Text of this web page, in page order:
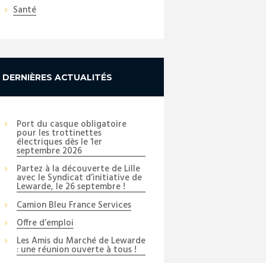
Next item
2
Santé
DERNIÈRES ACTUALITÉS
Port du casque obligatoire
pour les trottinettes
électriques dès le 1er
septembre 2026
Partez à la découverte de Lille
avec le Syndicat d’initiative de
Lewarde, le 26 septembre !
Camion Bleu France Services
Offre d’emploi
Les Amis du Marché de Lewarde
: une réunion ouverte à tous !